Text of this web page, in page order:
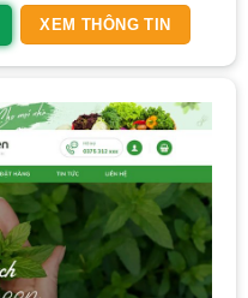
XEM THÔNG TIN